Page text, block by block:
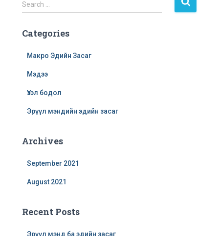
Search …
Categories
Макро Эдийн Засаг
Мэдээ
Үзэл бодол
Эрүүл мэндийн эдийн засаг
Archives
September 2021
August 2021
Recent Posts
Эрүүл мэнд ба эдийн засаг